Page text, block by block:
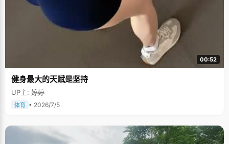
00:52
健身最大的天赋是坚持
UP主: 婷婷
体育 • 2026/7/5